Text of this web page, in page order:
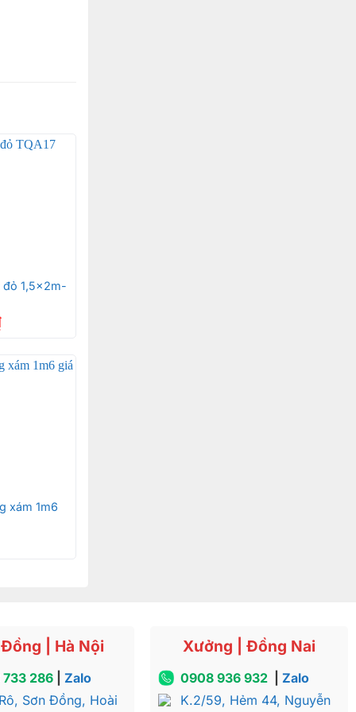
đẹp
những
số tính
nhóm 1
áo
đỏ 1,5x2m-
xám 1m6
| Hà Nội
286 |Zalo
Sơn Đồng, Hoài
Xưởng | Đồng Nai
0908 936 932
Zalo
K.2/59, Hẻm 44, Nguyễn